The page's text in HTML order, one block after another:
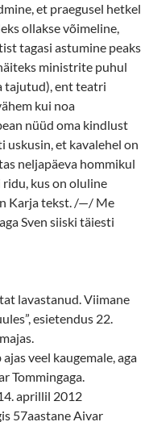
et praegusel hetkel
ollakse võimeline,
tagasi astumine peaks
ministrite puhul
tajutud), ent teatri
kui noa
nüüd oma kindlust
uskusin, et kavalehel on
neljapäeva hommikul
ridu, kus on oluline
Karja tekst. /—/ Me
Sven siiski täiesti
lavastanud. Viimane
esietendus 22.
veel kaugemale, aga
Tommingaga.
aprillil 2012
57aastane Aivar